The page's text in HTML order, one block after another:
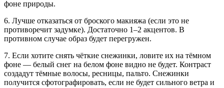
фоне природы.
6. Лучше отказаться от броского макияжа (если это не
противоречит задумке). Достаточно 1–2 акцентов. В
противном случае образ будет перегружен.
7. Если хотите снять чёткие снежинки, ловите их на тёмном
фоне — белый снег на белом фоне видно не будет. Контраст
создадут тёмные волосы, ресницы, пальто. Снежинки
получится сфотографировать, если не будет сильного ветра и